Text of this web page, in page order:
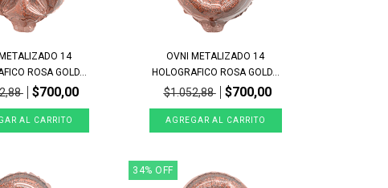
14
ROSA GOLD...
$700,00
OVNI METALIZADO 14
HOLOGRAFICO ROSA GOLD...
$1.052,88 $700,00
34% OFF